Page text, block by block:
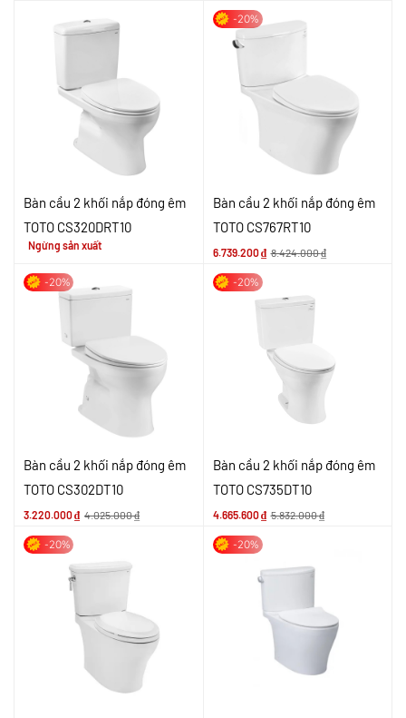
Bàn cầu 2 khối nắp đóng êm
TOTO CS320DRT10
Ngừng sản xuất
-20%
Bàn cầu 2 khối nắp đóng êm
TOTO CS767RT10
6.739.200₫ 8.424.000₫
-20%
Bàn cầu 2 khối nắp đóng êm
TOTO CS302DT10
3.220.000₫ 4.025.000₫
-20%
Bàn cầu 2 khối nắp đóng êm
TOTO CS735DT10
4.665.600₫ 5.832.000₫
-20% -20%